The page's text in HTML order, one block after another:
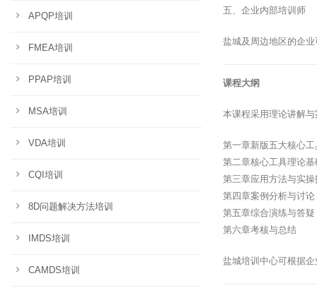
五、企业内部培训师
盐城及周边地区的企
课程大纲
本课程采用理论讲解
第一章新版五大核心
第二章核心工具理论基
第三章应用方法与实操
第四章案例分析与讨论
第五章综合演练与答疑
第六章考核与总结
盐城培训中心可根据
APQP培训
FMEA培训
PPAP培训
MSA培训
VDA培训
CQI培训
8D问题解决方法培训
IMDS培训
CAMDS培训